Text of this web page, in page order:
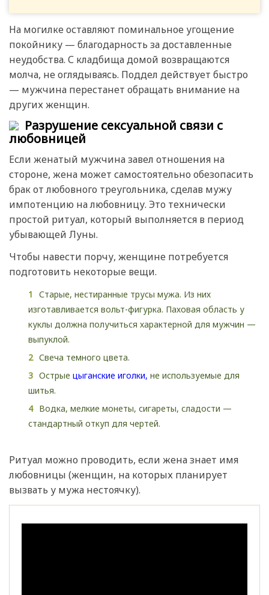
На могилке оставляют поминальное угощение
покойнику — благодарность за доставленные
неудобства. С кладбища домой возвращаются
молча, не оглядываясь. Поддел действует быстро
— мужчина перестанет обращать внимание на
других женщин.
Разрушение сексуальной связи с
любовницей
Если женатый мужчина завел отношения на
стороне, жена может самостоятельно обезопасить
брак от любовного треугольника, сделав мужу
импотенцию на любовницу. Это технически
простой ритуал, который выполняется в период
убывающей Луны.
Чтобы навести порчу, женщине потребуется
подготовить некоторые вещи.
Старые, нестиранные трусы мужа. Из них
изготавливается вольт-фигурка. Паховая область у
куклы должна получиться характерной для мужчин —
выпуклой.
Свеча темного цвета.
Острые цыганские иголки, не используемые для
шитья.
Водка, мелкие монеты, сигареты, сладости —
стандартный откуп для чертей.
Ритуал можно проводить, если жена знает имя
любовницы (женщин, на которых планирует
вызвать у мужа нестоячку).